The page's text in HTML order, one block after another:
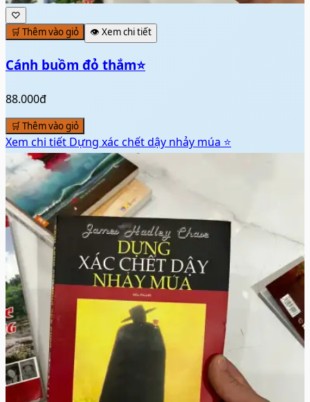
♡
🛒 Thêm vào giỏ
👁️ Xem chi tiết
Cánh buồm đỏ thắm⭐
88.000đ
🛒 Thêm vào giỏ
Xem chi tiết Dựng xác chết dậy nhảy múa ⭐